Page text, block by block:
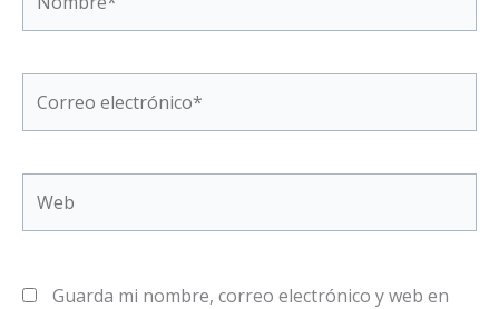
electrónico*
Guarda mi nombre, correo electrónico y web en